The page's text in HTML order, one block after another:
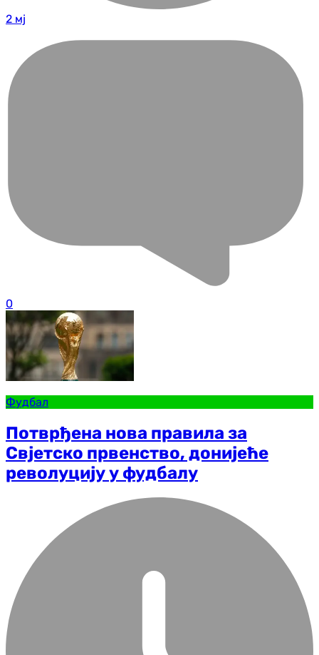
2 мј
0
Фудбал
Потврђена нова правила за
Свјетско првенство, донијеће
револуцију у фудбалу